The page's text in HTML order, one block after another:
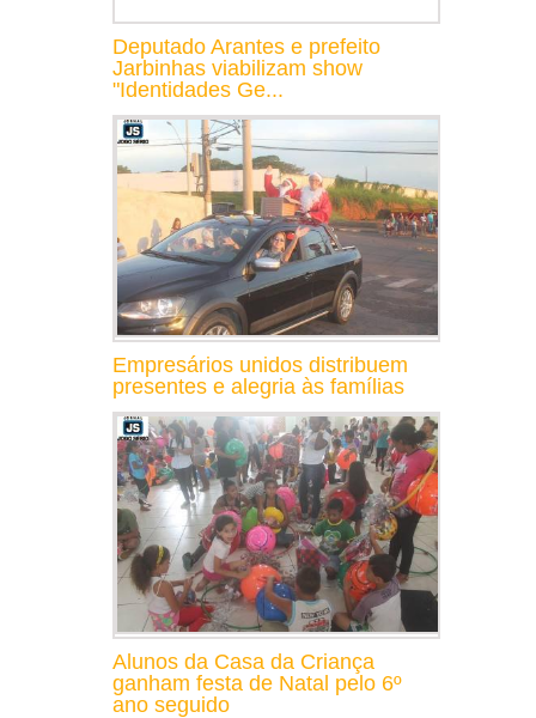
Deputado Arantes e prefeito
Jarbinhas viabilizam show
"Identidades Ge...
Empresários unidos distribuem
presentes e alegria às famílias
Alunos da Casa da Criança
ganham festa de Natal pelo 6º
ano seguido